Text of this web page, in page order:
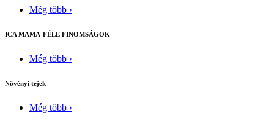
Még több ›
ICA MAMA-FÉLE FINOMSÁGOK
Még több ›
Növényi tejek
Még több ›